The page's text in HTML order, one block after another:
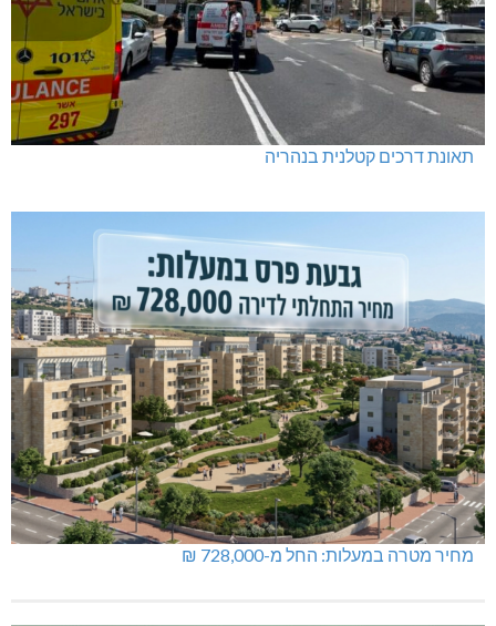
תאונת דרכים קטלנית בנהריה
מחיר מטרה במעלות: החל מ-728,000 ₪